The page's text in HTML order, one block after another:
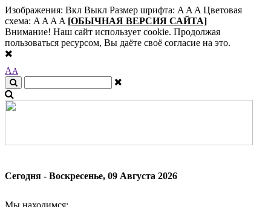
Изображения: Вкл Выкл Размер шрифта: A A A Цветовая
схема: A A A A [ОБЫЧНАЯ ВЕРСИЯ САЙТА]
Внимание! Наш сайт использует cookie. Продолжая
пользоваться ресурсом, Вы даёте своё согласие на это.
AA
Сегодня - Воскресенье, 09 Августа 2026
Мы находимся: